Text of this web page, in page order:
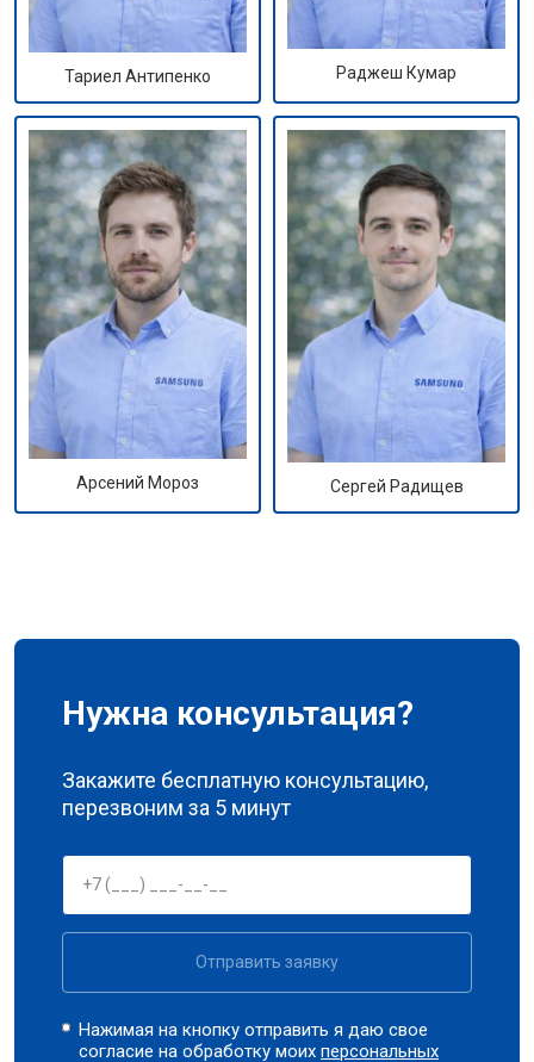
Тариел Антипенко Раджеш Кумар
Арсений Мороз Сергей Радищев
Нужна консультация?
Закажите бесплатную консультацию,
перезвоним за 5 минут
Отправить заявку
Нажимая на кнопку отправить я даю свое
согласие на обработку моихперсональных